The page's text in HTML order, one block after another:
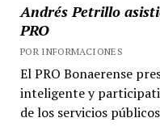
Andrés Petrillo
PRO
POR INFORMACIONES
El PRO Bonaerense
inteligente y
de los servicios